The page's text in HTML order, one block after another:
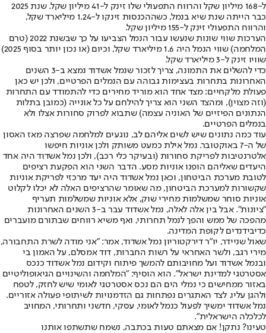
ל-168 מיליון שקל והרווח התפעולי שלו זינק ל-41 מיליון שקל. שנת 2025
כבר הייתה שנת שיא בנמל, כשההכנסות זינקו ל-1.24 מיליארד שקל,
והרווח התפעולי זינק ל-155 מיליון שקל.
הערכות שווי שונות שנעשו עבור הנמל הצביעו על כך שבשנת 2022 (טרם
המלחמה) שווי הנמל היה 1.6 מיליארד שקל, וכיום (או נכון יותר בסוף 2025)
שוויו זינק ל-3 מיליארד שקל.
כדי להשלים את התמונה, צריך לזכור שנמל אשדוד נמצא ב-3 השנים
האחרונות בתחרות בעצימות גבוהה עם הנמלים הפרטיים, ולכן יש כאן
פעולת מלקחיים: מצד אחד הוא מוריד מחירים כדי להתמודד עם התחרות
(וזה מצוין), ומהצד השני הוא צריך להילחם על כל אונייה (כמובן בתלות
הנתונים הפיזיים של האוניה עצמה) שתבוא לפרוק סחורות אצלו ולא
בנמלים הפרטיים.
עוד כמה נתונים שיש לשים אליהם לב, נוגעים למלחמה שפרצה מאז האסון
של ה-7 באוקטובר. נמל אילת כמעט משותק ולכן אוניות חיפשו
אלטרנטיבות לפריקת סחורות (ובעיקר כלי רכב), ולכן נמל אשדוד היה אחד
היעדים שאליהם הופנו אוניות מסע. הדבר השני הוא הפקעת רציפים
לטובת מערכת הביטחון, וכאן נמל אשדוד היה יעד מרכזי לפריקת אוניות
שקשורות למערכת הביטחון, מה שאומר שהרציפים האלה לא יכלו לקלוט
אוניות סוחר שמשלמות מחירי שוק, אלא אוניות שמשלמות תעריף
״ציונות״. אבל בין אלה לאלה, נמל אשדוד עבר ב-3 השנים האחרונות
מהפכה של ממש והפך לנמל תחרותי, ואף משיא רווחים שבתורם מועברים
כדיבידנדים לקופת המדינה.
שאול שניידר, יו״ר דירקטוריון נמל אשדוד, אמר: ״אני מודה לשרת התחבורה,
מירי רגב, ולשר האחראי על רשות החברות, דוד אמסלם, על האמון בי
ובנמל אשדוד ועל מחויבותם להמשך פיתוח וקידום נמל אשדוד כנכס
אסטרטגי למדינת ישראל״. הוא הוסיף: ״המלחמה והשינויים הגיאופוליטיים
באזור ממחישים כי נמלי הים הם נכס אסטרטגי לאומי שיש לחזק, לטפח
ולהגן עליו. לצד האתגרים נפתחות גם הזדמנויות לשיתופי פעולה אזוריים.
נמל אשדוד ימשיך לפעול כנמל לאומי, עסקי, חדשני ותחרותי, המחויב
לכלכלה הישראלית״.
טעינו? נתקן! אם מצאתם טעות בכתבה, נשמח שתשתפו אותנו